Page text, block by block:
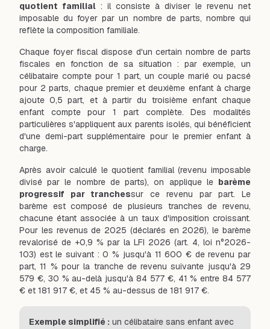
quotient familial : il consiste à diviser le revenu net
imposable du foyer par un nombre de parts, nombre qui
reflète la composition familiale.
Chaque foyer fiscal dispose d'un certain nombre de parts
fiscales en fonction de sa situation : par exemple, un
célibataire compte pour 1 part, un couple marié ou pacsé
pour 2 parts, chaque premier et deuxième enfant à charge
ajoute 0,5 part, et à partir du troisième enfant chaque
enfant compte pour 1 part complète. Des modalités
particulières s'appliquent aux parents isolés, qui bénéficient
d'une demi-part supplémentaire pour le premier enfant à
charge.
Après avoir calculé le quotient familial (revenu imposable
divisé par le nombre de parts), on applique le barème
progressif par tranchessur ce revenu par part. Le
barème est composé de plusieurs tranches de revenu,
chacune étant associée à un taux d'imposition croissant.
Pour les revenus de 2025 (déclarés en 2026), le barème
revalorisé de +0,9 % par la LFI 2026 (art. 4, loi n°2026-
103) est le suivant : 0 % jusqu'à 11 600 € de revenu par
part, 11 % pour la tranche de revenu suivante jusqu'à 29
579 €, 30 % au-delà jusqu'à 84 577 €, 41 % entre 84 577
€ et 181 917 €, et 45 % au-dessus de 181 917 €.
Exemple simplifié : un célibataire sans enfant avec